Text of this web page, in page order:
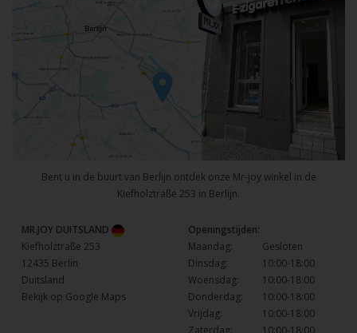
Bent u in de buurt van Berlijn ontdek onze Mr-joy winkel in de
Kiefholztraße 253 in Berlijn.
MR.JOY DUITSLAND
Kiefholztraße 253
12435 Berlin
Duitsland
Bekijk op Google Maps
Openingstijden:
Maandag:
Gesloten
Dinsdag:
10:00-18:00
Woensdag:
10:00-18:00
Donderdag:
10:00-18:00
Vrijdag:
10:00-18:00
Zaterdag:
10:00-18:00